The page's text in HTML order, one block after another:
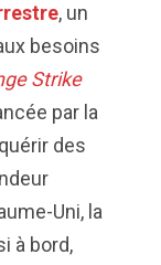
, un
besoins
Strike
par la
des
Uni, la
à bord,